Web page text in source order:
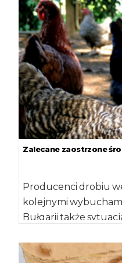
Zalecane zaostrzone
Producenci drobiu
kolejnymi
Bułgarii także